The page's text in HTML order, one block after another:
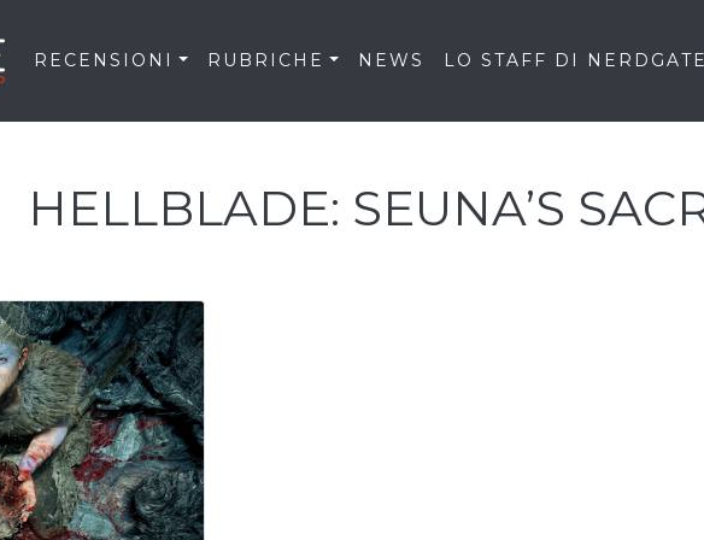
RECENSIONI RUBRICHE NEWS LO STAFF DI NERDGATE
HELLBLADE: SEUNA’S